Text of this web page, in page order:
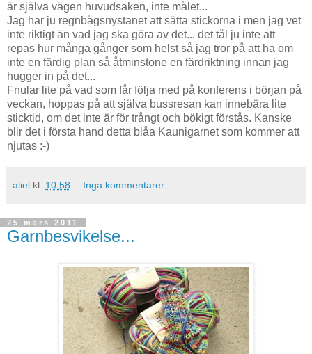
är själva vägen huvudsaken, inte målet...
Jag har ju regnbågsnystanet att sätta stickorna i men jag vet
inte riktigt än vad jag ska göra av det... det tål ju inte att
repas hur många gånger som helst så jag tror på att ha om
inte en färdig plan så åtminstone en färdriktning innan jag
hugger in på det...
Fnular lite på vad som får följa med på konferens i början på
veckan, hoppas på att själva bussresan kan innebära lite
sticktid, om det inte är för trångt och bökigt förstås. Kanske
blir det i första hand detta blåa Kaunigarnet som kommer att
njutas :-)
aliel kl. 10:58 Inga kommentarer:
25 mars 2011
Garnbesvikelse...